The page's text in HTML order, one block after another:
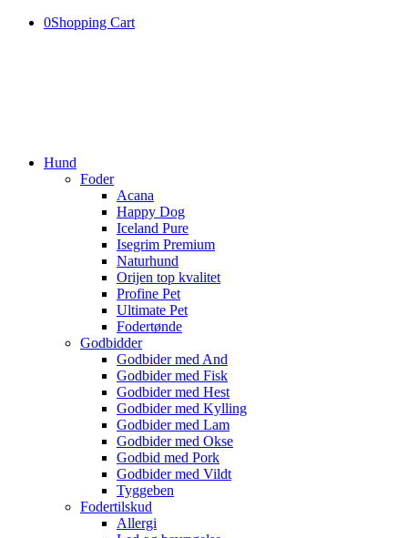
0Shopping Cart
Hund
Foder
Acana
Happy Dog
Iceland Pure
Isegrim Premium
Naturhund
Orijen top kvalitet
Profine Pet
Ultimate Pet
Fodertønde
Godbidder
Godbider med And
Godbider med Fisk
Godbider med Hest
Godbider med Kylling
Godbider med Lam
Godbider med Okse
Godbid med Pork
Godbider med Vildt
Tyggeben
Fodertilskud
Allergi